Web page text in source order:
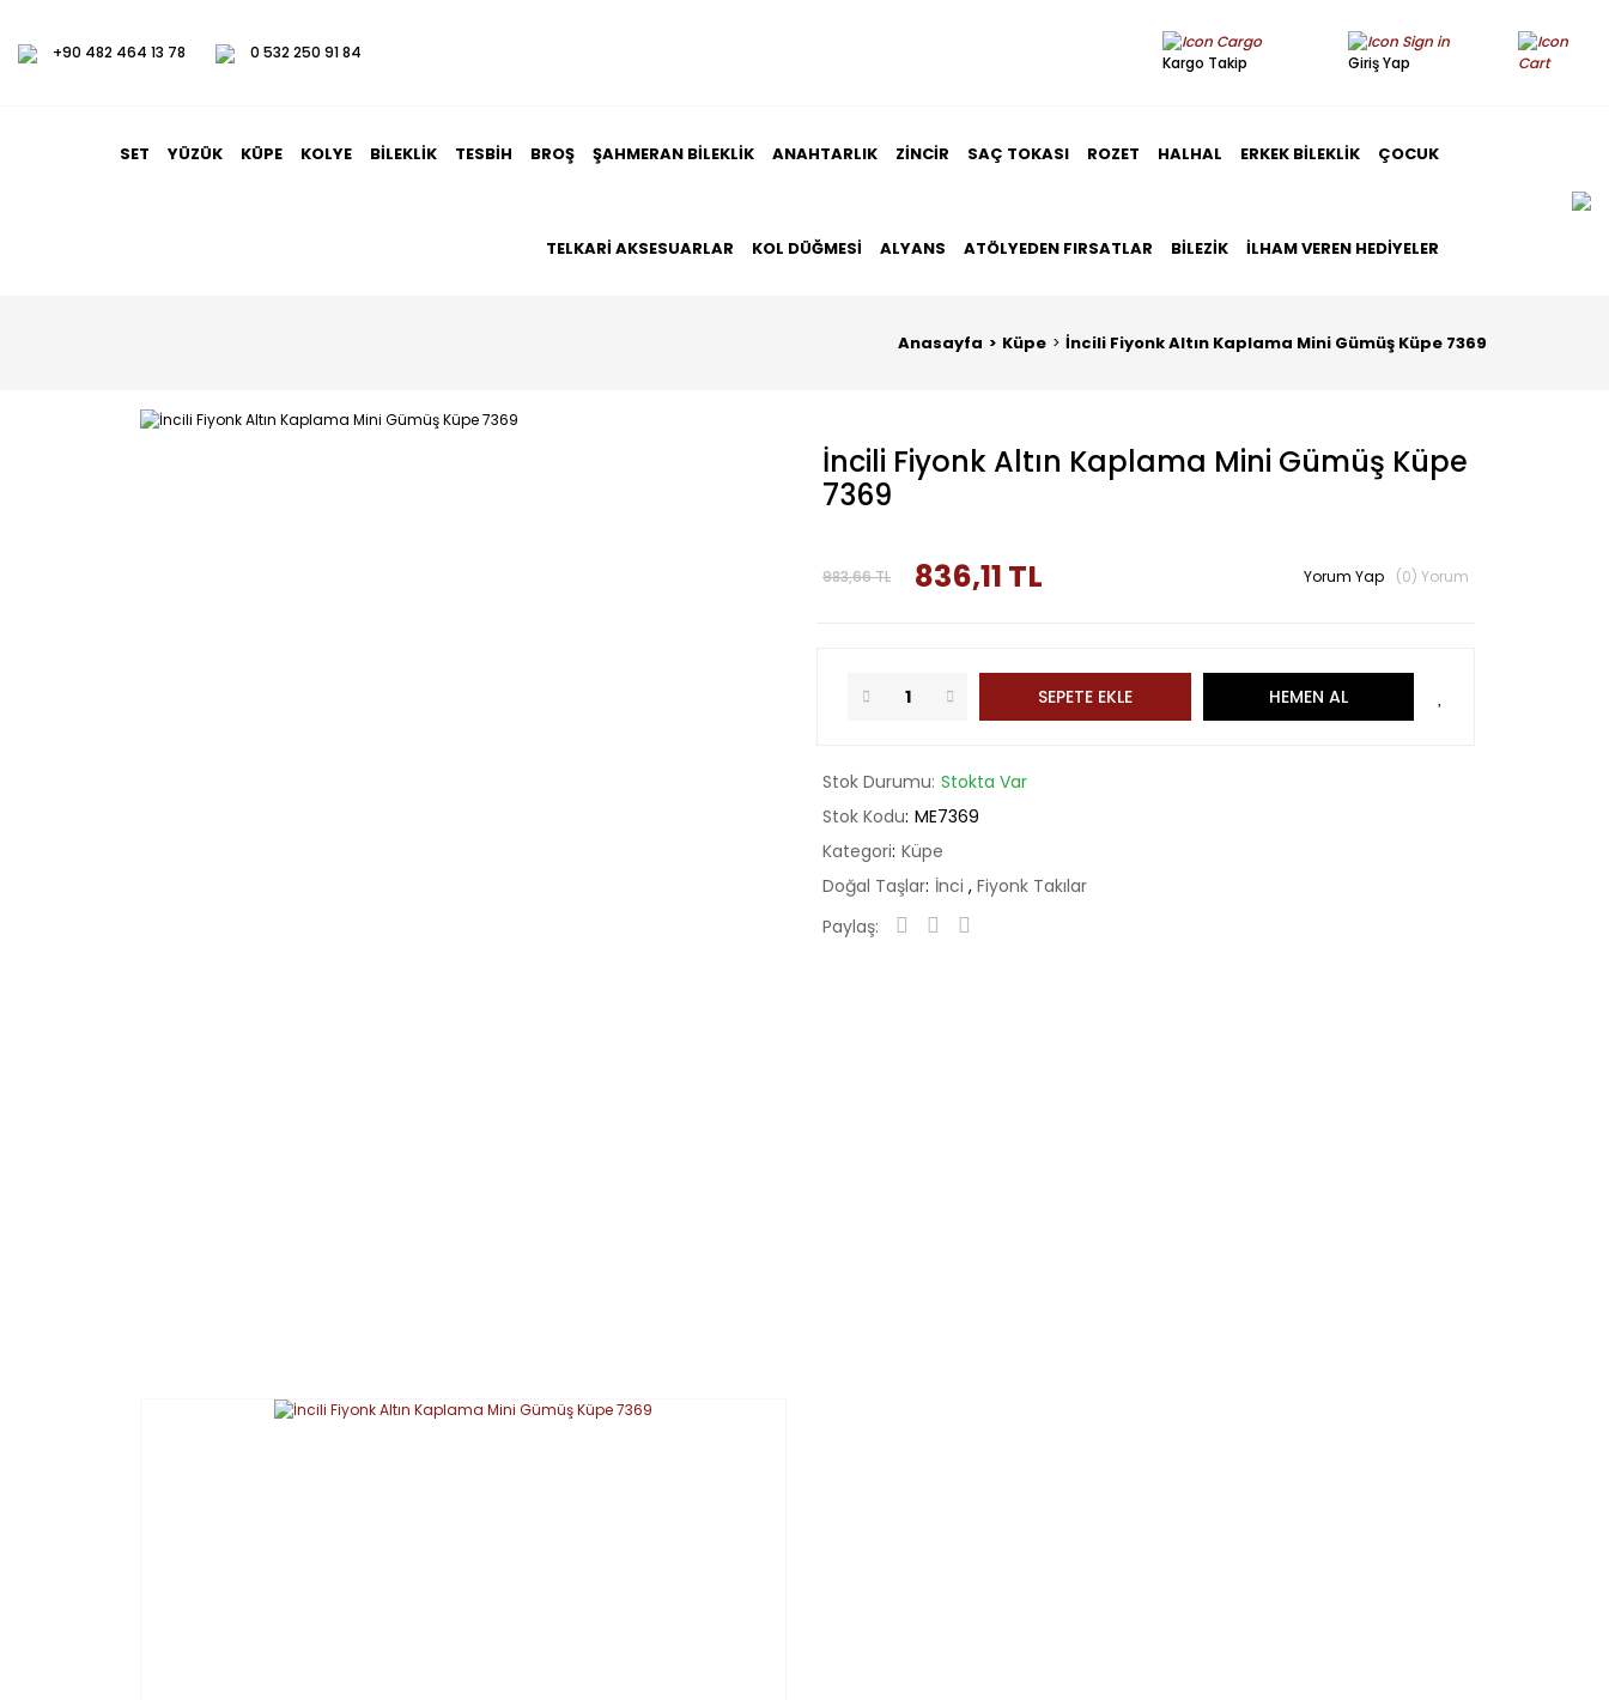
+90 482 464 13 78 0 532 250 91 84
Kargo Takip Giriş Yap
SET YÜZÜK KÜPE KOLYE BILEKLIK TESBIH BROŞ ŞAHMERAN BILEKLIK ANAHTARLIK ZINCIR SAÇ TOKASI ROZET HALHAL ERKEK BILEKLIK ÇOCUK
TELKARI AKSESUARLAR KOL DÜĞMESI ALYANS ATÖLYEDEN FIRSATLAR BILEZIK İLHAM VEREN HEDIYELER
Anasayfa Küpe İncili Fiyonk Altın Kaplama Mini Gümüş Küpe 7369
İncili Fiyonk Altın Kaplama Mini Gümüş Küpe
7369
983,66 TL 836,11 TL Yorum Yap (0) Yorum
SEPETE EKLE HEMEN AL
Stok Durumu Stokta Var
Stok Kodu ME7369
Kategori Küpe
Doğal Taşlar İnci , Fiyonk Takılar
Paylaş: